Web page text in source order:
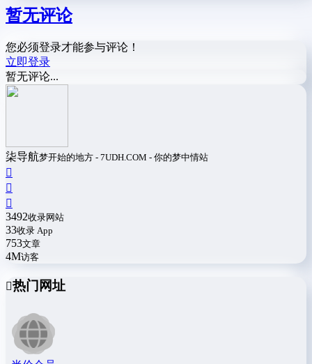
暂无评论
您必须登录才能参与评论！
立即登录
暂无评论...
柒导航梦开始的地方 - 7UDH.COM - 你的梦中情站
3492收录网站
33收录 App
753文章
4M访客
热门网址